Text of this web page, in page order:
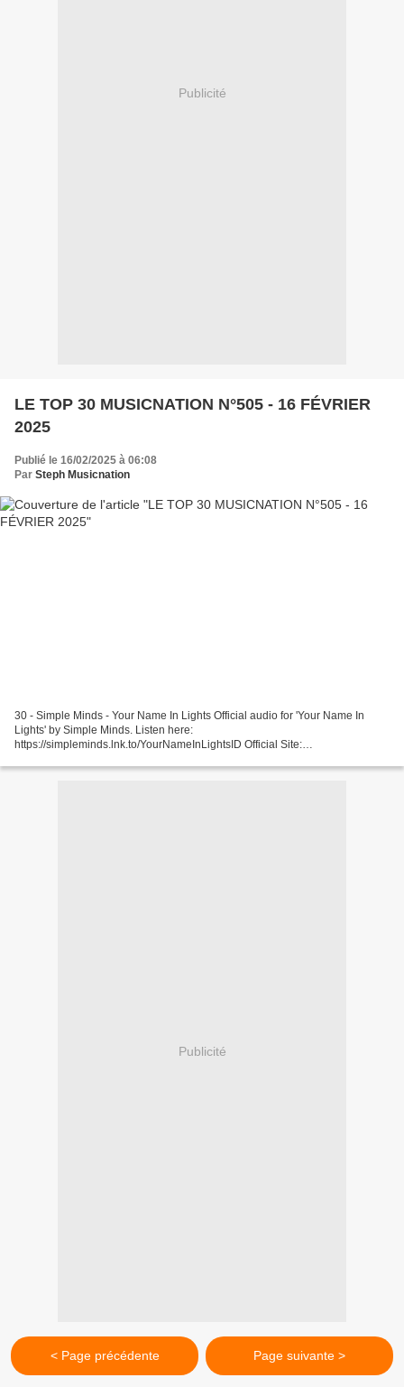
Publicité
LE TOP 30 MUSICNATION N°505 - 16 FÉVRIER
2025
Publié le 16/02/2025 à 06:08
Par Steph Musicnation
30 - Simple Minds - Your Name In Lights Official audio for 'Your Name In
Lights' by Simple Minds. Listen here:
https://simpleminds.lnk.to/YourNameInLightsID Official Site:
All...
Publicité
< Page précédente Page suivante >